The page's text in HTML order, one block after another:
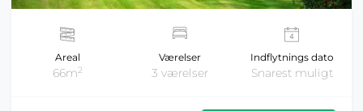
Areal
66m2
Værelser
3 værelser
Indflytnings dato
Snarest muligt